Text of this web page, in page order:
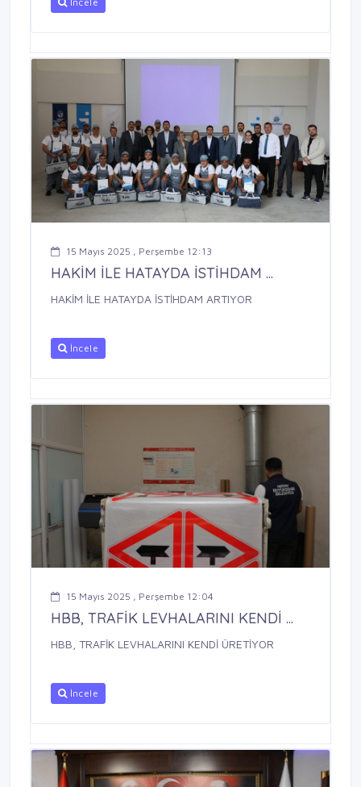
15 Mayıs 2025 , Perşembe 12:13
HAKİM İLE HATAYDA İSTİHDAM ...
HAKİM İLE HATAYDA İSTİHDAM ARTIYOR
İncele
15 Mayıs 2025 , Perşembe 12:04
HBB, TRAFİK LEVHALARINI KENDİ ...
HBB, TRAFİK LEVHALARINI KENDİ ÜRETİYOR
İncele